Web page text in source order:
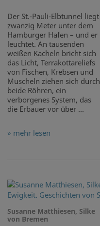
Der St.-Pauli-Elbtunnel liegt
zwanzig Meter unter dem
Hamburger Hafen – und er
leuchtet. An tausenden
weißen Kacheln bricht sich
das Licht, Terrakottareliefs
von Fischen, Krebsen und
Muscheln ziehen sich durch
beide Röhren, ein
verborgenes System, das
die Erbauer vor über ...
» mehr lesen
Susanne Matthiesen, Silke
von Bremen